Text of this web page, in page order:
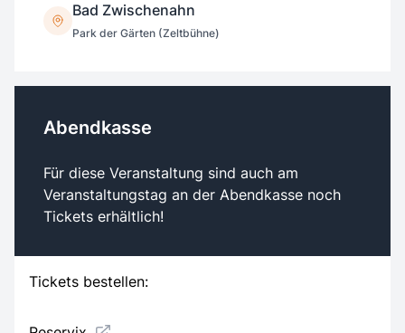
Bad Zwischenahn
Park der Gärten (Zeltbühne)
Abendkasse
Für diese Veranstaltung sind auch am
Veranstaltungstag an der Abendkasse noch
Tickets erhältlich!
Tickets bestellen: